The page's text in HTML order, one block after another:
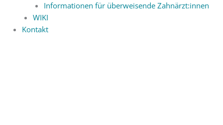
Informationen für überweisende Zahnärzt:innen
WIKI
Kontakt